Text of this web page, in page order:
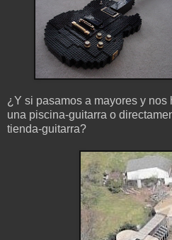
¿Y si pasamos a mayores y nos
una piscina-guitarra o
tienda-guitarra?